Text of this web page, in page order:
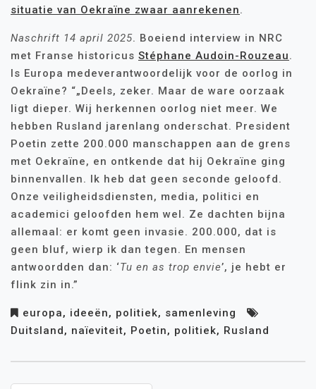
situatie van Oekraïne zwaar aanrekenen.
Naschrift 14 april 2025. Boeiend interview in NRC
met Franse historicus Stéphane Audoin-Rouzeau.
Is Europa medeverantwoordelijk voor de oorlog in
Oekraïne? “„Deels, zeker. Maar de ware oorzaak
ligt dieper. Wij herkennen oorlog niet meer. We
hebben Rusland jarenlang onderschat. President
Poetin zette 200.000 manschappen aan de grens
met Oekraïne, en ontkende dat hij Oekraïne ging
binnenvallen. Ik heb dat geen seconde geloofd.
Onze veiligheidsdiensten, media, politici en
academici geloofden hem wel. Ze dachten bijna
allemaal: er komt geen invasie. 200.000, dat is
geen bluf, wierp ik dan tegen. En mensen
antwoordden dan: ‘Tu en as trop envie’, je hebt er
flink zin in.”
europa, ideeën, politiek, samenleving
Duitsland, naïeviteit, Poetin, politiek, Rusland